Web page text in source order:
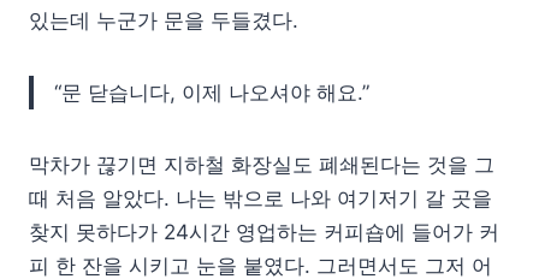
있는데 누군가 문을 두들겼다.
“문 닫습니다, 이제 나오셔야 해요.”
막차가 끊기면 지하철 화장실도 폐쇄된다는 것을 그
때 처음 알았다. 나는 밖으로 나와 여기저기 갈 곳을
찾지 못하다가 24시간 영업하는 커피숍에 들어가 커
피 한 잔을 시키고 눈을 붙였다. 그러면서도 그저 어